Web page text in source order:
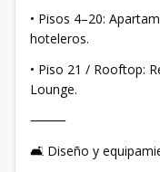
• Pisos 4–20:
hoteleros.
• Piso 21 / Rooftop:
Lounge.
⸻
🛋 Diseño y